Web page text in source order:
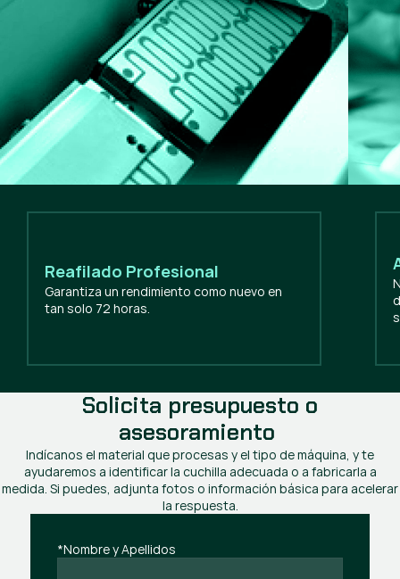
Reafilado Profesional
Garantiza un rendimiento como nuevo en
tan solo 72 horas.
Solicita presupuesto o
asesoramiento
Indícanos el material que procesas y el tipo de máquina, y te
ayudaremos a identificar la cuchilla adecuada o a fabricarla a
medida. Si puedes, adjunta fotos o información básica para acelerar
la respuesta.
*Nombre y Apellidos